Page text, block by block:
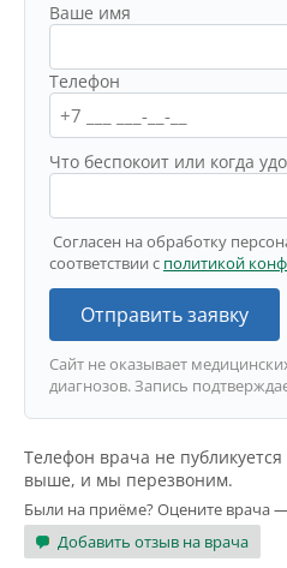
Ваше имя
Телефон
Что беспокоит или когда
Согласен на обработку
соответствии с политикой
Отправить заявку
Сайт не оказывает
диагнозов. Запись
Телефон врача не
выше, и мы перезвоним.
Были на приёме? Оцените врача
Добавить отзыв на врача